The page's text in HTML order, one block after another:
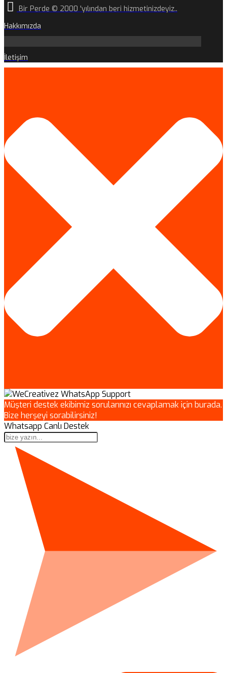
Bir Perde © 2000 'yılından beri hizmetinizdeyiz..
Hakkımızda
İletişim
Müşteri destek ekibimiz sorularınızı cevaplamak için burada.
Bize herşeyi sorabilirsiniz!
Whatsapp Canlı Destek